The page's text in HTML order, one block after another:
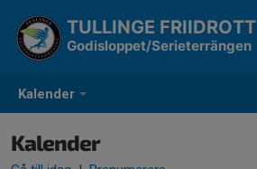
Kalender
TULLINGE FRIIDROTT
Godisloppet/Serieterrängen
Kalender